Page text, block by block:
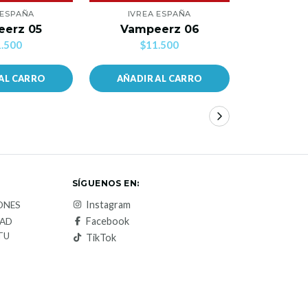
05
CARRO
IVREA ESPAÑA
Vampeerz 06
$11.500
AÑADIR AL CARRO
SÍGUENOS EN:
Instagram
Facebook
TikTok